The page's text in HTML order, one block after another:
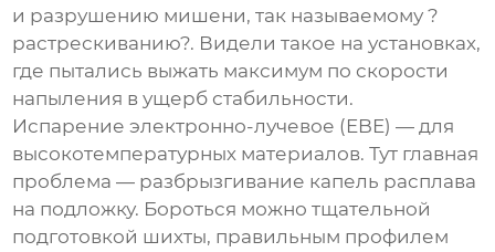
и разрушению мишени, так называемому ?
растрескиванию?. Видели такое на установках,
где пытались выжать максимум по скорости
напыления в ущерб стабильности.
Испарение электронно-лучевое (EBE) — для
высокотемпературных материалов. Тут главная
проблема — разбрызгивание капель расплава
на подложку. Бороться можно тщательной
подготовкой шихты, правильным профилем